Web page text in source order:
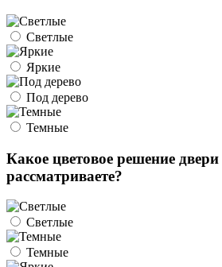
Светлые
Яркие
Под дерево
Темные
Какое цветовое решение
рассматриваете?
Светлые
Темные